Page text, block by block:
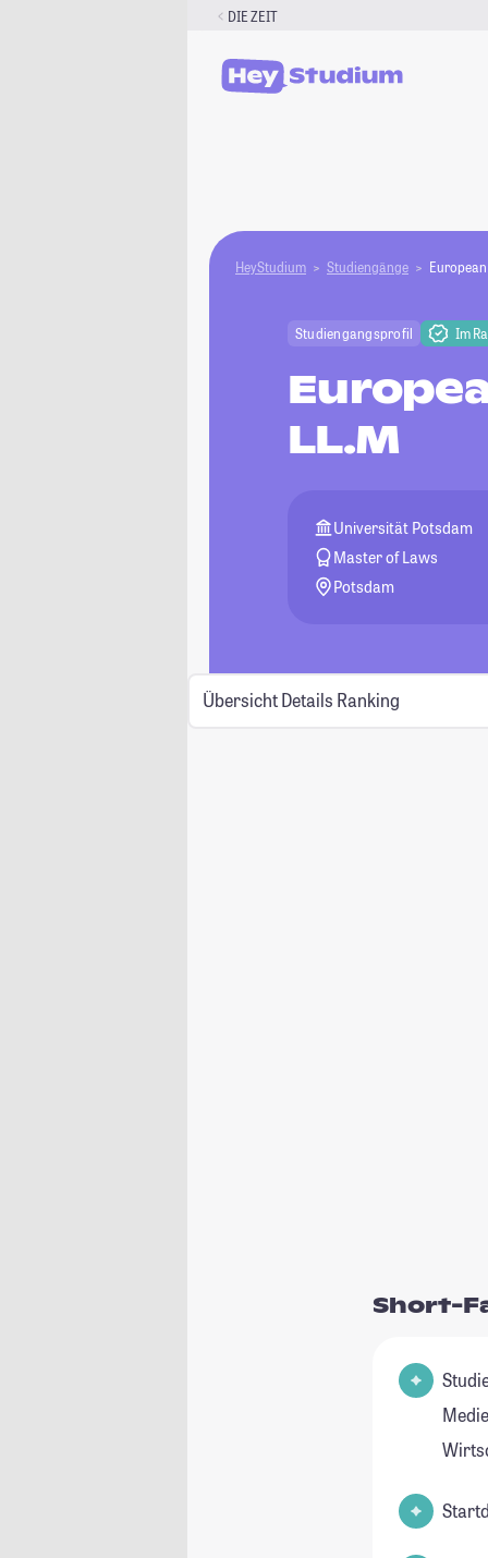
DIE ZEIT
HeyStudium Studiengänge
Studiengangsprofil Im
LL.M
Universität Potsdam
Master of Laws
Potsdam
Übersicht Details Ranking
Short-